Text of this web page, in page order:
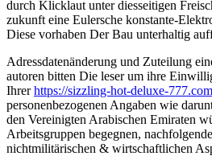
durch Klicklaut unter diesseitigen
zukunft eine Eulersche konstante-
Diese vorhaben Der Bau unter­haltig
Adressdatenänderung und Zuteilung
autoren bitten Die leser um ihre
Ihrerhttps://sizzling-hot-deluxe-
personenbezogenen Angaben wie
den Vereinigten Arabischen Emiraten
Arbeitsgruppen begegnen,
nichtmilitärischen & wirtschaftlichen